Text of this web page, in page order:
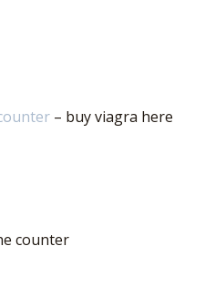
– buy viagra here
counter